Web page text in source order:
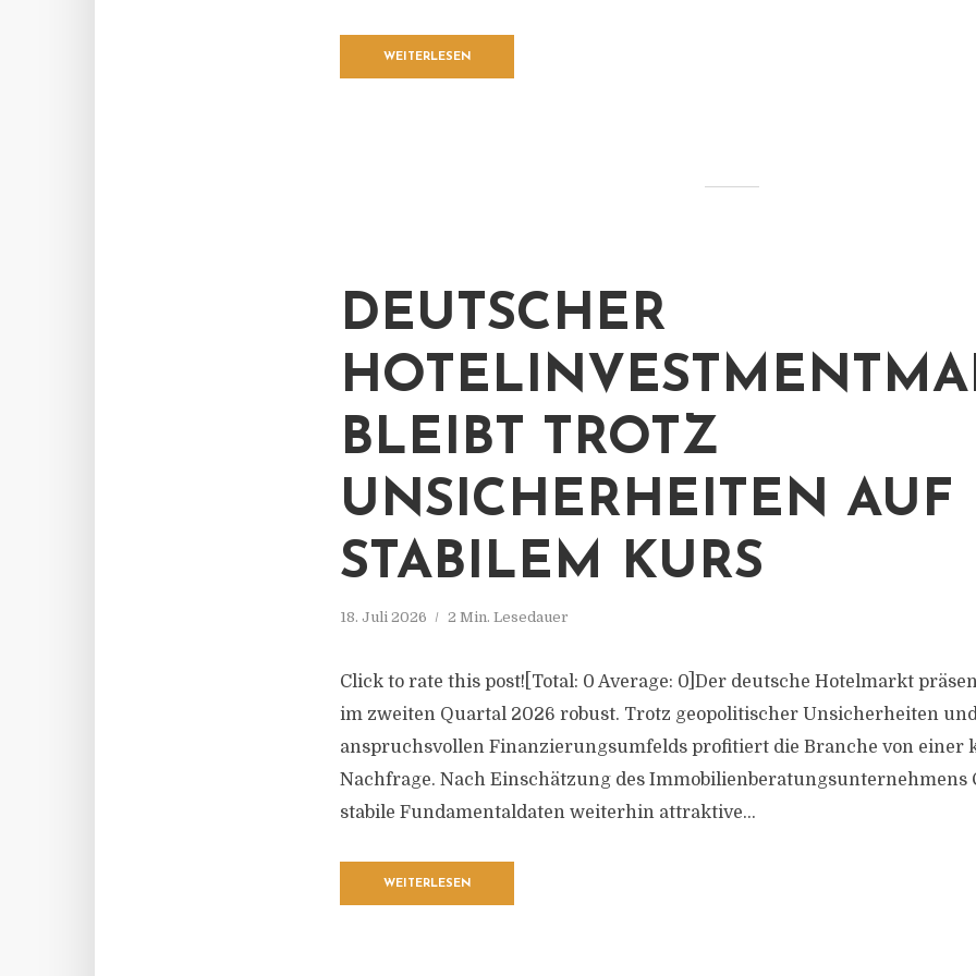
WEITERLESEN
DEUTSCHER
BLEIBT TROTZ
UNSICHERHEITEN AUF
STABILEM KURS
18. Juli 2026 2 Min. Lesedauer
Click to rate this post![Total: 0 Average: 0]Der deutsche Hotelmarkt
im zweiten Quartal 2026 robust. Trotz geopolitischer Unsicherheiten
anspruchsvollen Finanzierungsumfelds profitiert die Branche von einer
Nachfrage. Nach Einschätzung des Immobilienberatungsunternehmens
stabile Fundamentaldaten weiterhin attraktive...
WEITERLESEN